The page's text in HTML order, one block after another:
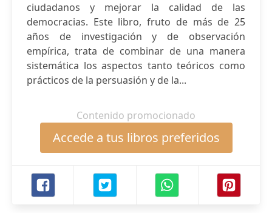
ciudadanos y mejorar la calidad de las
democracias. Este libro, fruto de más de 25
años de investigación y de observación
empírica, trata de combinar de una manera
sistemática los aspectos tanto teóricos como
prácticos de la persuasión y de la...
Contenido promocionado
Accede a tus libros preferidos